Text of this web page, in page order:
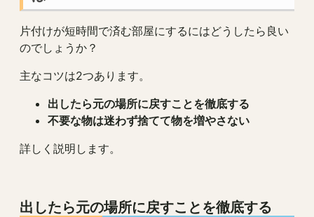
片付けが短時間で済む部屋にするにはどうしたら良い
のでしょうか？
主なコツは2つあります。
出したら元の場所に戻すことを徹底する
不要な物は迷わず捨てて物を増やさない
詳しく説明します。
出したら元の場所に戻すことを徹底する